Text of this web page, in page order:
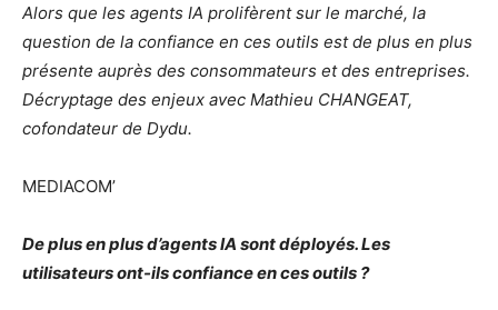
Alors que les agents IA prolifèrent sur le marché, la
question de la confiance en ces outils est de plus en plus
présente auprès des consommateurs et des entreprises.
Décryptage des enjeux avec Mathieu CHANGEAT,
cofondateur de Dydu.
MEDIACOM’
De plus en plus d’agents IA sont déployés. Les
utilisateurs ont-ils confiance en ces outils ?